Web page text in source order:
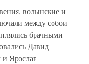
волынские и
между собой
брачными
Давид
и Ярослав